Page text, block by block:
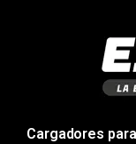
Cargadores